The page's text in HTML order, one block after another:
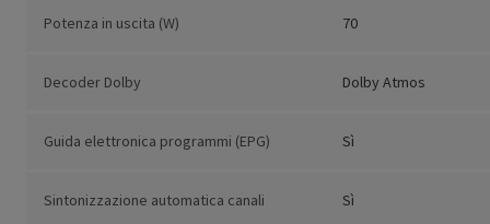
Potenza in uscita (W) 70
Decoder Dolby Dolby Atmos
Guida elettronica programmi (EPG) Sì
Sintonizzazione automatica canali Sì